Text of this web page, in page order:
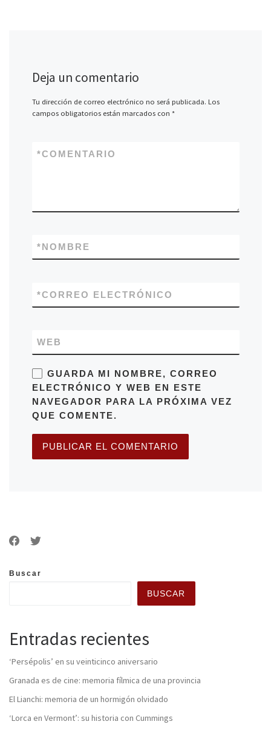
Deja un comentario
Tu dirección de correo electrónico no será publicada. Los
campos obligatorios están marcados con *
COMENTARIO
*
NOMBRE
*
CORREO ELECTRÓNICO
*
WEB
GUARDA MI NOMBRE, CORREO
ELECTRÓNICO Y WEB EN ESTE
NAVEGADOR PARA LA PRÓXIMA VEZ
QUE COMENTE.
Buscar
BUSCAR
Entradas recientes
‘Persépolis’ en su veinticinco aniversario
Granada es de cine: memoria fílmica de una provincia
El Lianchi: memoria de un hormigón olvidado
‘Lorca en Vermont’: su historia con Cummings